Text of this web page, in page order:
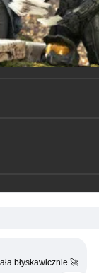
błyskawicznie 🚀